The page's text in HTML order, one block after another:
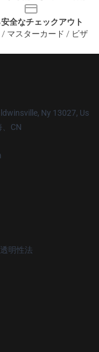
全なチェックアウト
/ マスターカード / ビザ
Ny 13027, Us
CN
明性法